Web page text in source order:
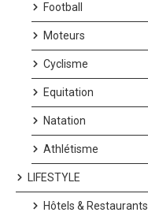
Football
Moteurs
Cyclisme
Equitation
Natation
Athlétisme
LIFESTYLE
Hôtels & Restaurants